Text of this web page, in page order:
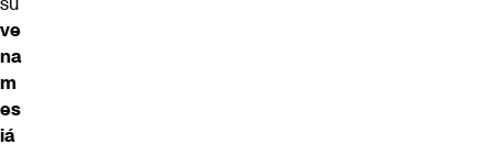
ve
na
m
es
iá